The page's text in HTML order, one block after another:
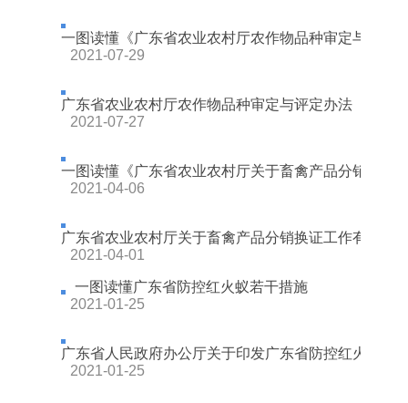
一图读懂《广东省农业农村厅农作物品种审定与评定
2021-07-29
广东省农业农村厅农作物品种审定与评定办法
2021-07-27
一图读懂《广东省农业农村厅关于畜禽产品分销换证
2021-04-06
广东省农业农村厅关于畜禽产品分销换证工作有关事
2021-04-01
一图读懂广东省防控红火蚁若干措施
2021-01-25
广东省人民政府办公厅关于印发广东省防控红火蚁若
2021-01-25